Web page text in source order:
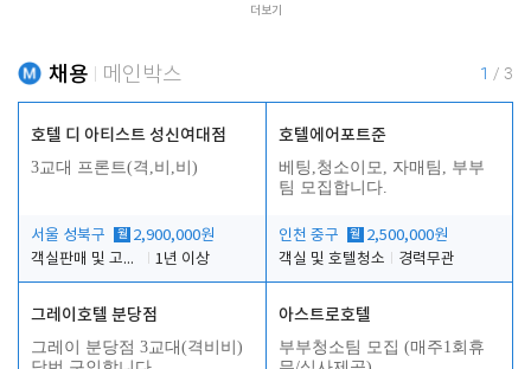
더보기
채용 메인박스 1 / 3
호텔 디 아티스트 성신여대점
3교대 프론트(격,비,비)
서울 성북구 월 2,900,000원
객실판매 및 고객응대
1년 이상
호텔에어포트준
베팅,청소이모, 자매팀, 부부
팀 모집합니다.
인천 중구 월 2,500,000원
객실 및 호텔청소
경력무관
그레이호텔 분당점
그레이 분당점 3교대(격비비)
아스트로호텔
부부청소팀 모집 (매주1회휴